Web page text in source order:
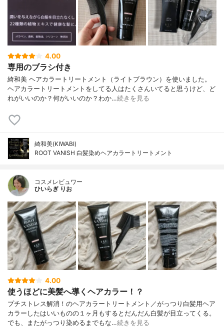
4.00
専用のブラシ付き
綺和美 ヘアカラートリートメント（ライトブラウン）を使いました。
ヘアカラートリートメントをしてる人はたくさんいてると思うけど、ど
れがいいのか？何がいいのか？わか…続きを見る
綺和美(KIWABI)
ROOT VANISH 白髪染めヘアカラートリートメント
コスメレビュワー
ひいらぎ りお
4.00
使うほどに美髪へ導くヘアカラー！？
プチストレス解消！のヘアカラートリートメント／がっつり白髪用ヘア
カラーしたはいいものの１ヶ月もするとだんだん白髪が目立ってくる。
でも、またがっつり染めるまでもな…続きを見る